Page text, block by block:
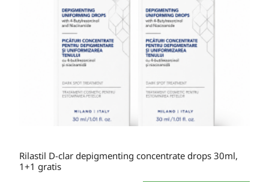
Rilastil D-clar depigmenting concentrate drops 30ml,
1+1 gratis